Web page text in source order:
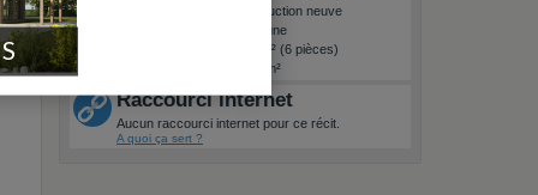
Construction neuve
Aucune
163m² (6 pièces)
1597m²
Raccourci internet
Aucun raccourci internet pour ce récit.
A quoi ça sert ?